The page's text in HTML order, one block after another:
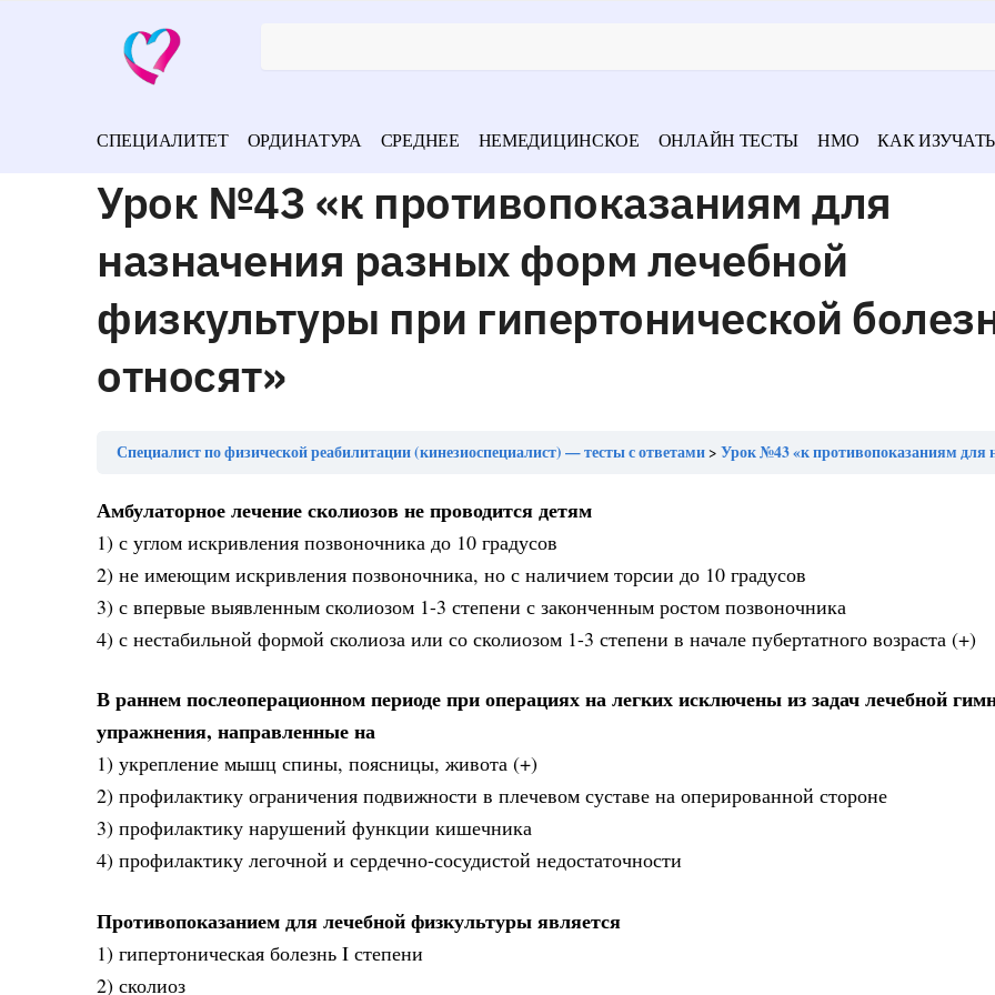
СПЕЦИАЛИТЕТ ОРДИНАТУРА СРЕДНЕЕ НЕМЕДИЦИНСКОЕ ОНЛАЙН ТЕСТЫ НМО КАК ИЗУЧАТЬ
Урок №43 «к противопоказаниям для
назначения разных форм лечебной
физкультуры при гипертонической
относят»
Специалист по физической реабилитации (кинезиоспециалист) — тесты с ответами Урок №43 «к противопоказаниям для назначения разных форм лечебной физкультуры при
Амбулаторное лечение сколиозов не проводится детям
1) с углом искривления позвоночника до 10 градусов
2) не имеющим искривления позвоночника, но с наличием торсии до 10 градусов
3) с впервые выявленным сколиозом 1-3 степени с законченным ростом позвоночника
4) с нестабильной формой сколиоза или со сколиозом 1-3 степени в начале пубертатного возраста (+)
В раннем послеоперационном периоде при операциях на легких исключены из задач лечебной
упражнения, направленные на
1) укрепление мышц спины, поясницы, живота (+)
2) профилактику ограничения подвижности в плечевом суставе на оперированной стороне
3) профилактику нарушений функции кишечника
4) профилактику легочной и сердечно-сосудистой недостаточности
Противопоказанием для лечебной физкультуры является
1) гипертоническая болезнь I степени
2) сколиоз